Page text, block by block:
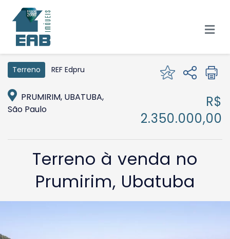
Terreno REF Edpru
PRUMIRIM, UBATUBA,
São Paulo
R$
2.350.000,00
Terreno à venda no
Prumirim, Ubatuba